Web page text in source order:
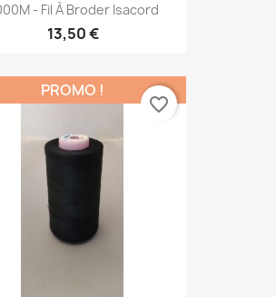
- Fil À Broder Isacord
13,50 €
PROMO !
favorite_border